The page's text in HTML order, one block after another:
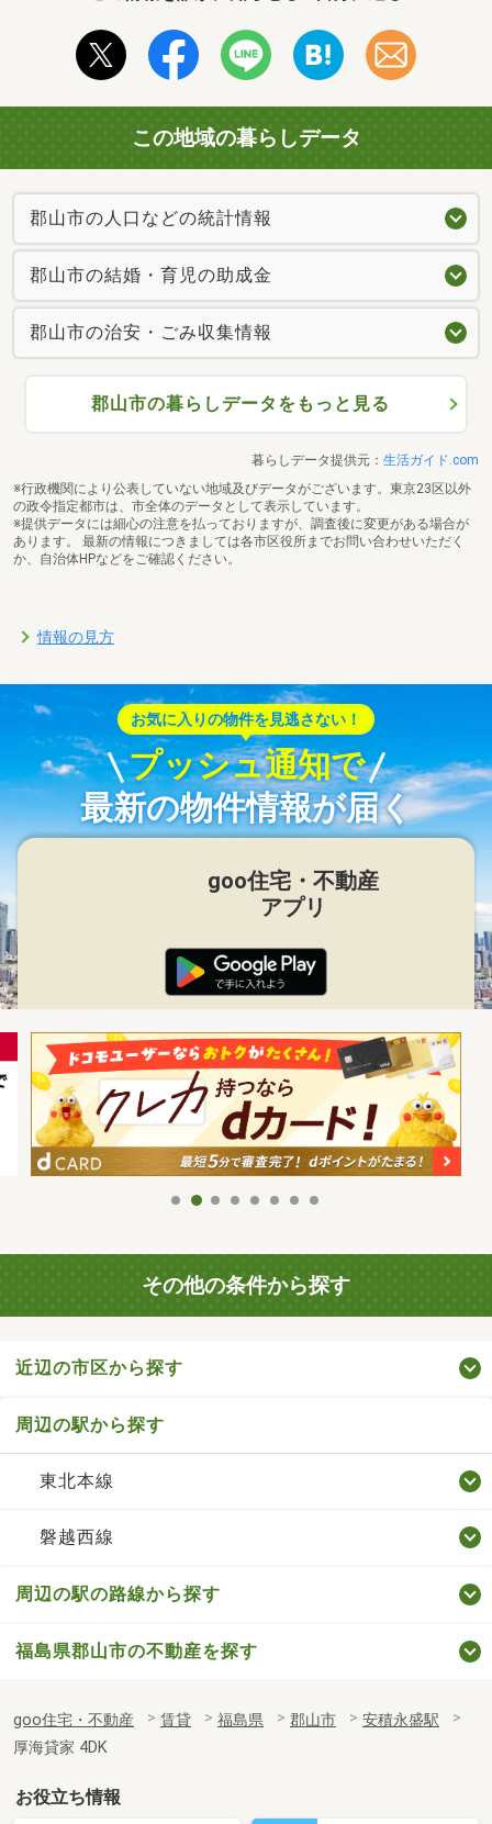
この地域の暮らしデータ
郡山市の人口などの統計情報
郡山市の結婚・育児の助成金
郡山市の治安・ごみ収集情報
郡山市の暮らしデータをもっと見る
暮らしデータ提供元： 生活ガイド.com
※行政機関により公表していない地域及びデータがございます。東京23区以外
の政令指定都市は、市全体のデータとして表示しています。
※提供データには細心の注意を払っておりますが、調査後に変更がある場合が
あります。 最新の情報につきましては各市区役所までお問い合わせいただく
か、自治体HPなどをご確認ください。
情報の見方
お気に入りの物件を見逃さない！
プッシュ通知で
最新の物件情報が届く
goo住宅・不動産
アプリ
その他の条件から探す
近辺の市区から探す
周辺の駅から探す
東北本線
磐越西線
周辺の駅の路線から探す
福島県郡山市の不動産を探す
goo住宅・不動産 賃貸 福島県 郡山市
安積永盛駅
厚海貸家 4DK
お役立ち情報